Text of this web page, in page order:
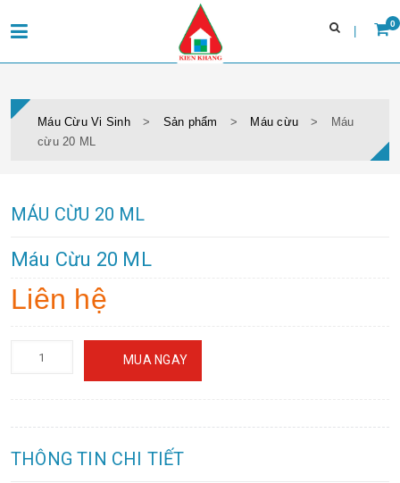
0
Giới thiệu
Máu cừu
Liên hệ
Máu Cừu Vi Sinh > Sản phẩm > Máu cừu >
Máu
cừu 20 ML
MÁU CỪU 20 ML
Máu Cừu 20 ML
Liên hệ
MUA NGAY
THÔNG TIN CHI TIẾT